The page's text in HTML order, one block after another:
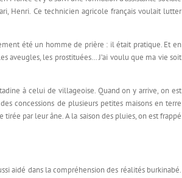
Henri. Ce technicien agricole français voulait lutter
été un homme de prière : il était pratique. Et en
aveugles, les prostituées… J’ai voulu que ma vie soit
à celui de villageoise. Quand on y arrive, on est
concessions de plusieurs petites maisons en terre
par leur âne. A la saison des pluies, on est frappé
aidé dans la compréhension des réalités burkinabé.